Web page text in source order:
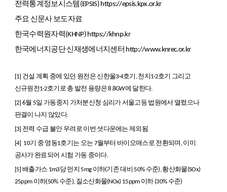
전력통계정보시스템(EPSIS) https://epsis.kpx.or.kr
주요 신문사 보도자료
한국수력원자력(KHNP) https://khnp.kr
한국에너지공단 신재생에너지센터 http://www.knrec.or.kr
[1] 건설 계획 중에 있던 원전은 신한울3·4호기, 천지1·2호기 그리고
신규원전1·2호기로 총 발전 용량은 8.8GW에 달한다.
[2] 6월 5일 가동중지 가처분신청 심리가 서울고등 법원에서 열렸으나
판결이 나지 않았다.
[3] 전력 수급 불안 우려로 이번 셧다운에는 제외됨
[4]
10기 중 영동1호기는 오는 7월부터 바이오매스로 전환되며, 이미
공사가 완료되어 시험 가동 중이다.
[5] 배출가스 1m3당 먼지 5mg 이하(기존 대비 50% 수준), 황산화물(SOx)
25ppm 이하(50% 수준), 질소산화물(NOx) 15ppm 이하 (30% 수준)